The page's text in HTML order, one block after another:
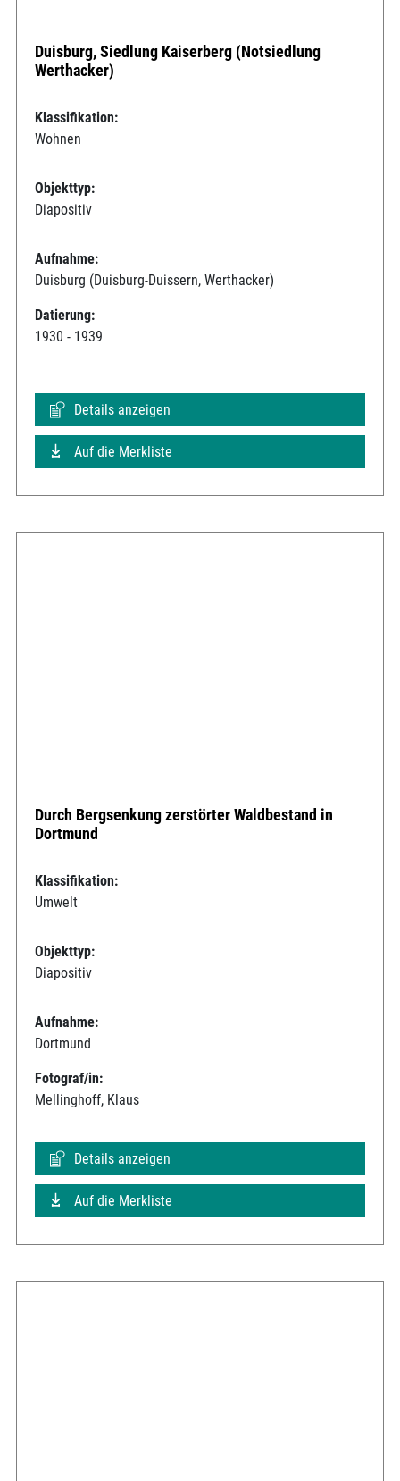
Duisburg, Siedlung Kaiserberg (Notsiedlung
Werthacker)
Klassifikation:
Wohnen
Objekttyp:
Diapositiv
Aufnahme:
Duisburg (Duisburg-Duissern, Werthacker)
Datierung:
1930 - 1939
Details anzeigen
Auf die Merkliste
Durch Bergsenkung zerstörter Waldbestand in
Dortmund
Klassifikation:
Umwelt
Objekttyp:
Diapositiv
Aufnahme:
Dortmund
Fotograf/in:
Mellinghoff, Klaus
Details anzeigen
Auf die Merkliste